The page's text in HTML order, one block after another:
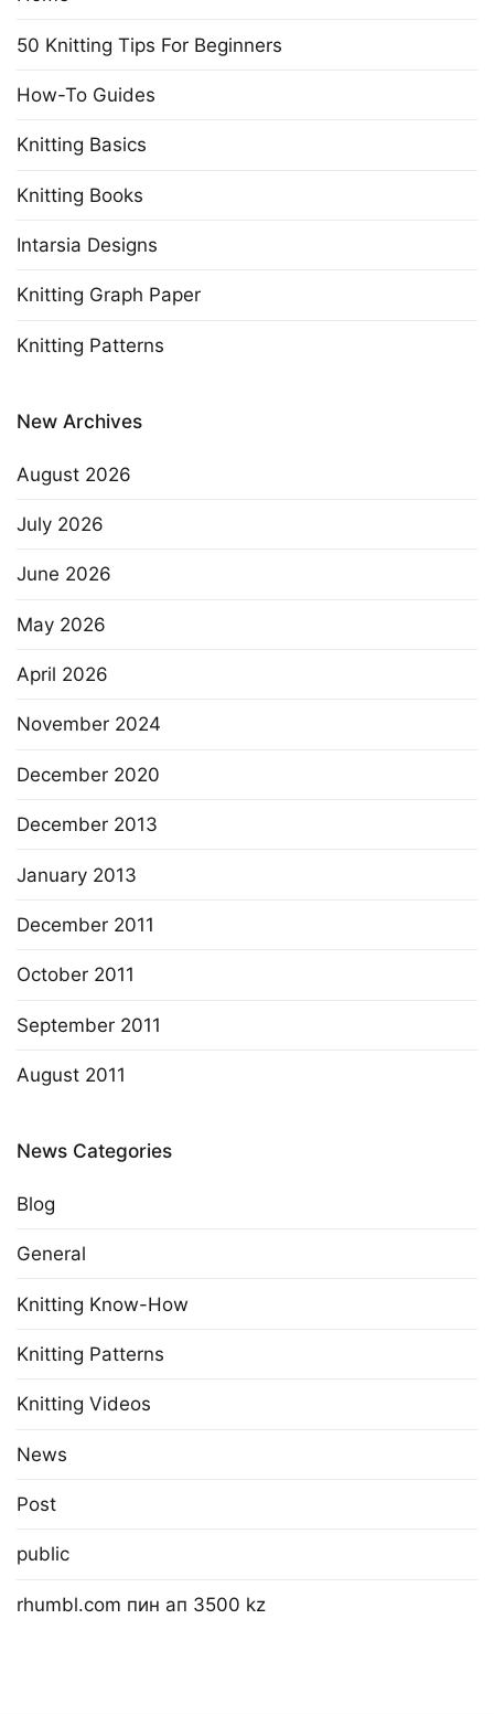
50 Knitting Tips For Beginners
How-To Guides
Knitting Basics
Knitting Books
Intarsia Designs
Knitting Graph Paper
Knitting Patterns
New Archives
August 2026
July 2026
June 2026
May 2026
April 2026
November 2024
December 2020
December 2013
January 2013
December 2011
October 2011
September 2011
August 2011
News Categories
Blog
General
Knitting Know-How
Knitting Patterns
Knitting Videos
News
Post
public
rhumbl.com пин ап 3500 kz